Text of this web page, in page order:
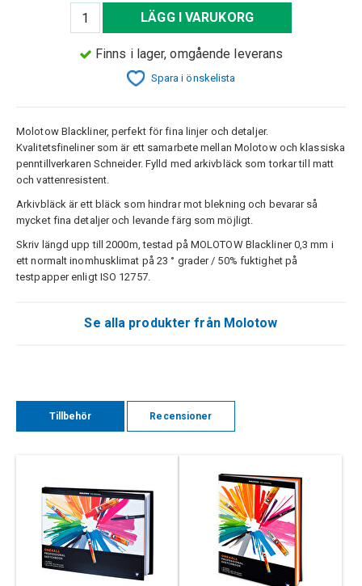
LÄGG I VARUKORG
Finns i lager, omgående leverans
Spara i önskelista
Molotow Blackliner, perfekt för fina linjer och detaljer.
Kvalitetsfineliner som är ett samarbete mellan Molotow och klassiska
penntillverkaren Schneider. Fylld med arkivbläck som torkar till matt
och vattenresistent.
Arkivbläck är ett bläck som hindrar mot blekning och bevarar så
mycket fina detaljer och levande färg som möjligt.
Skriv längd upp till 2000m, testad på MOLOTOW Blackliner 0,3 mm i
ett normalt inomhusklimat på 23 ° grader / 50% fuktighet på
testpapper enligt ISO 12757.
Se alla produkter från Molotow
Tillbehör Recensioner